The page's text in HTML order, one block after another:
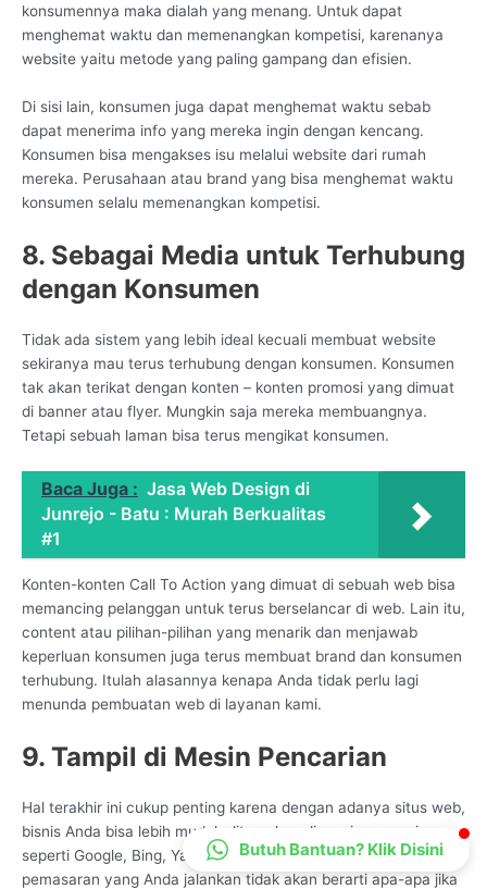
konsumennya maka dialah yang menang. Untuk dapat
menghemat waktu dan memenangkan kompetisi, karenanya
website yaitu metode yang paling gampang dan efisien.
Di sisi lain, konsumen juga dapat menghemat waktu sebab
dapat menerima info yang mereka ingin dengan kencang.
Konsumen bisa mengakses isu melalui website dari rumah
mereka. Perusahaan atau brand yang bisa menghemat waktu
konsumen selalu memenangkan kompetisi.
8. Sebagai Media untuk Terhubung
dengan Konsumen
Tidak ada sistem yang lebih ideal kecuali membuat website
sekiranya mau terus terhubung dengan konsumen. Konsumen
tak akan terikat dengan konten – konten promosi yang dimuat
di banner atau flyer. Mungkin saja mereka membuangnya.
Tetapi sebuah laman bisa terus mengikat konsumen.
Baca Juga : Jasa Web Design di
Junrejo - Batu : Murah Berkualitas
#1
Konten-konten Call To Action yang dimuat di sebuah web bisa
memancing pelanggan untuk terus berselancar di web. Lain itu,
content atau pilihan-pilihan yang menarik dan menjawab
keperluan konsumen juga terus membuat brand dan konsumen
terhubung. Itulah alasannya kenapa Anda tidak perlu lagi
menunda pembuatan web di layanan kami.
9. Tampil di Mesin Pencarian
Hal terakhir ini cukup penting karena dengan adanya situs web,
bisnis Anda bisa lebih mudah ditemukan di mesin pencarian,
seperti Google, Bing, Yandex, dan lainnya. Sebab, strategi
pemasaran yang Anda jalankan tidak akan berarti apa-apa jika
CS Lenteraweb
Butuh Bantuan? Klik Disini